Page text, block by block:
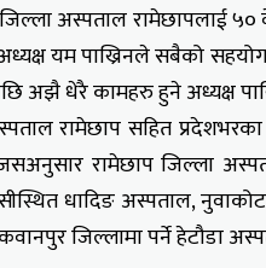
अस्पताल रामेछापलाई
यम पाख्रिनले सबैको
अझै धेरै कामहरु हुने अध्यक्ष
रामेछाप सहित
जसअनुसार रामेछाप जिल्ला
धादिङ अस्पताल,
जिल्लामा पर्ने हेटौडा